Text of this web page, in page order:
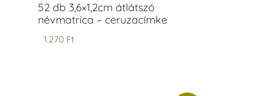
52 db 3,6×1,2cm átlátszó
névmatrica – ceruzacímke
1.270 Ft